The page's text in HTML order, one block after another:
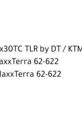
TLR by DT /
62-622
62-622